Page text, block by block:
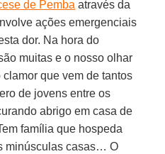
de Pemba através da
ações emergenciais
dor. Na hora do
muitas e o nosso olhar
que vem de tantos
de jovens entre os
abrigo em casa de
família que hospeda
minúsculas casas… O